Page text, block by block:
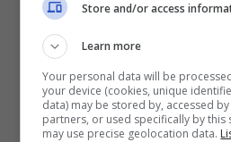
Store and/or access
Learn more
Your personal data will be
your device (cookies, unique
data) may be stored by, accessed
partners, or used specifically by this
may use precise geolocation data.